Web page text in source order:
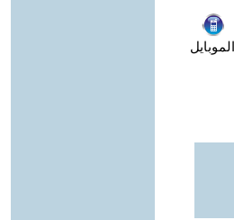
الموبايل